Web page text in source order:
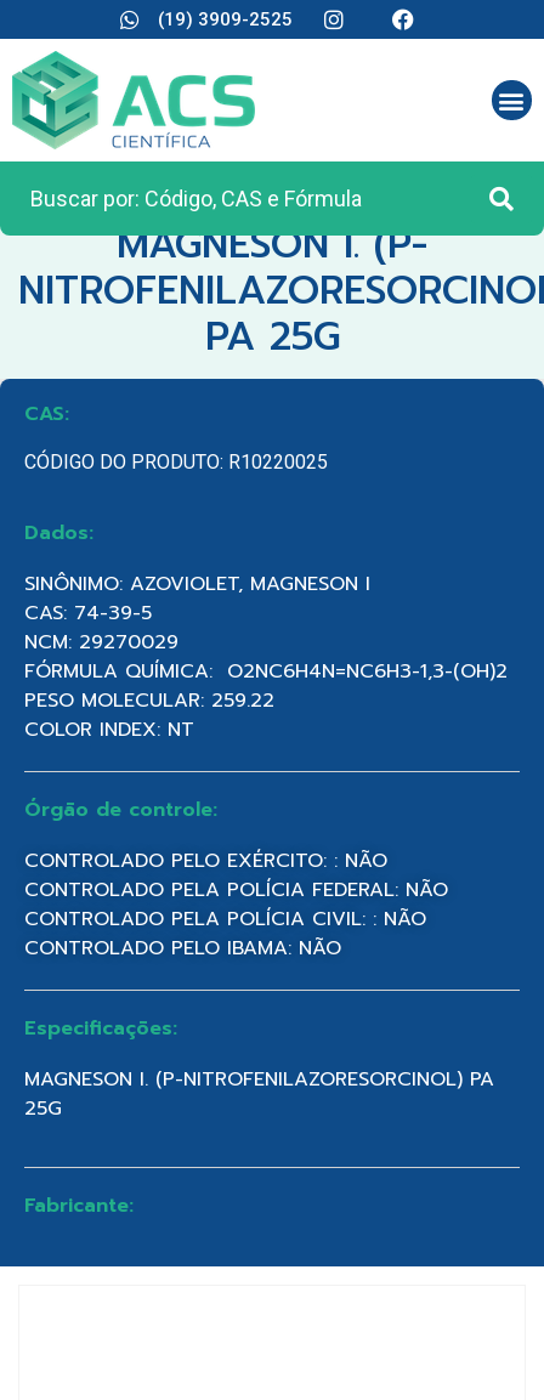
(19) 3909-2525
CATEGORIA:REAGENTES ANALÍTICOS
MAGNESON I. (P-
PA 25G
CAS:
CÓDIGO DO PRODUTO: R10220025
Dados:
SINÔNIMO: AZOVIOLET, MAGNESON I
CAS: 74-39-5
NCM: 29270029
FÓRMULA QUÍMICA: O2NC6H4N=NC6H3-1,3-(OH)2
PESO MOLECULAR: 259.22
COLOR INDEX: NT
Órgão de controle:
CONTROLADO PELO EXÉRCITO: : NÃO
CONTROLADO PELA POLÍCIA FEDERAL: NÃO
CONTROLADO PELA POLÍCIA CIVIL: : NÃO
CONTROLADO PELO IBAMA: NÃO
Especificações:
MAGNESON I. (P-NITROFENILAZORESORCINOL) PA
25G
Fabricante: